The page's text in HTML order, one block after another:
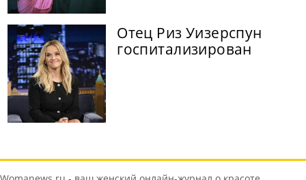
Отец Риз Уизерспун
госпитализирован